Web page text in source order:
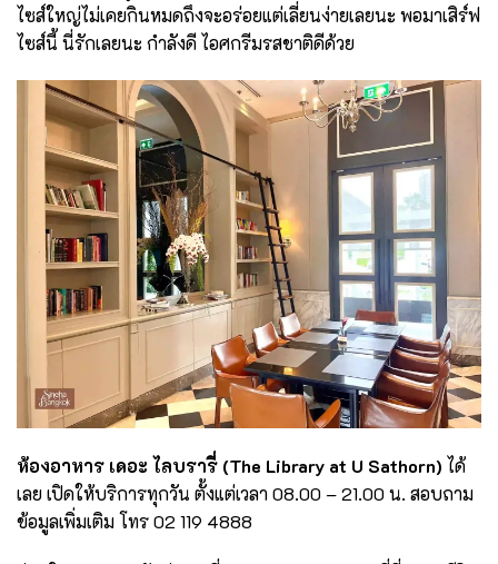
ไซส์ใหญ่ไม่เคยกินหมดถึงจะอร่อยแต่เลี่ยนง่ายเลยนะ พอมาเสิร์ฟ
ไซส์นี้ นี่รักเลยนะ กำลังดี ไอศกรีมรสชาติดีด้วย
ห้องอาหาร เดอะ ไลบรารี่ (The Library at U Sathorn) ได้
เลย เปิดให้บริการทุกวัน ตั้งแต่เวลา 08.00 – 21.00 น. สอบถาม
ข้อมูลเพิ่มเติม โทร 02 119 4888